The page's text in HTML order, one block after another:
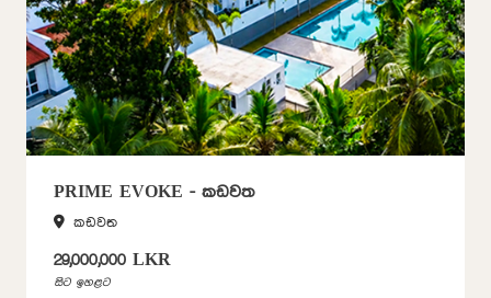
PRIME EVOKE - කඩවත
කඩවත
29,000,000 LKR
සිට ඉහළට